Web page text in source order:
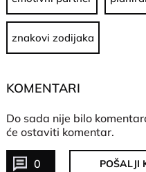
znakovi zodijaka
KOMENTARI
Do sada nije bilo
će ostaviti komentar.
0 POŠALJI